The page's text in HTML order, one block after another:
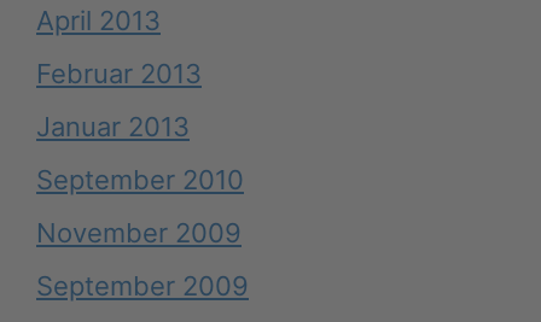
April 2013
Februar 2013
Januar 2013
September 2010
November 2009
September 2009